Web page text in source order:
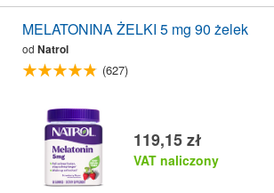
MELATONINA ŻELKI 5 mg 90 żelek
od Natrol
(627)
119,15 zł
VAT naliczony